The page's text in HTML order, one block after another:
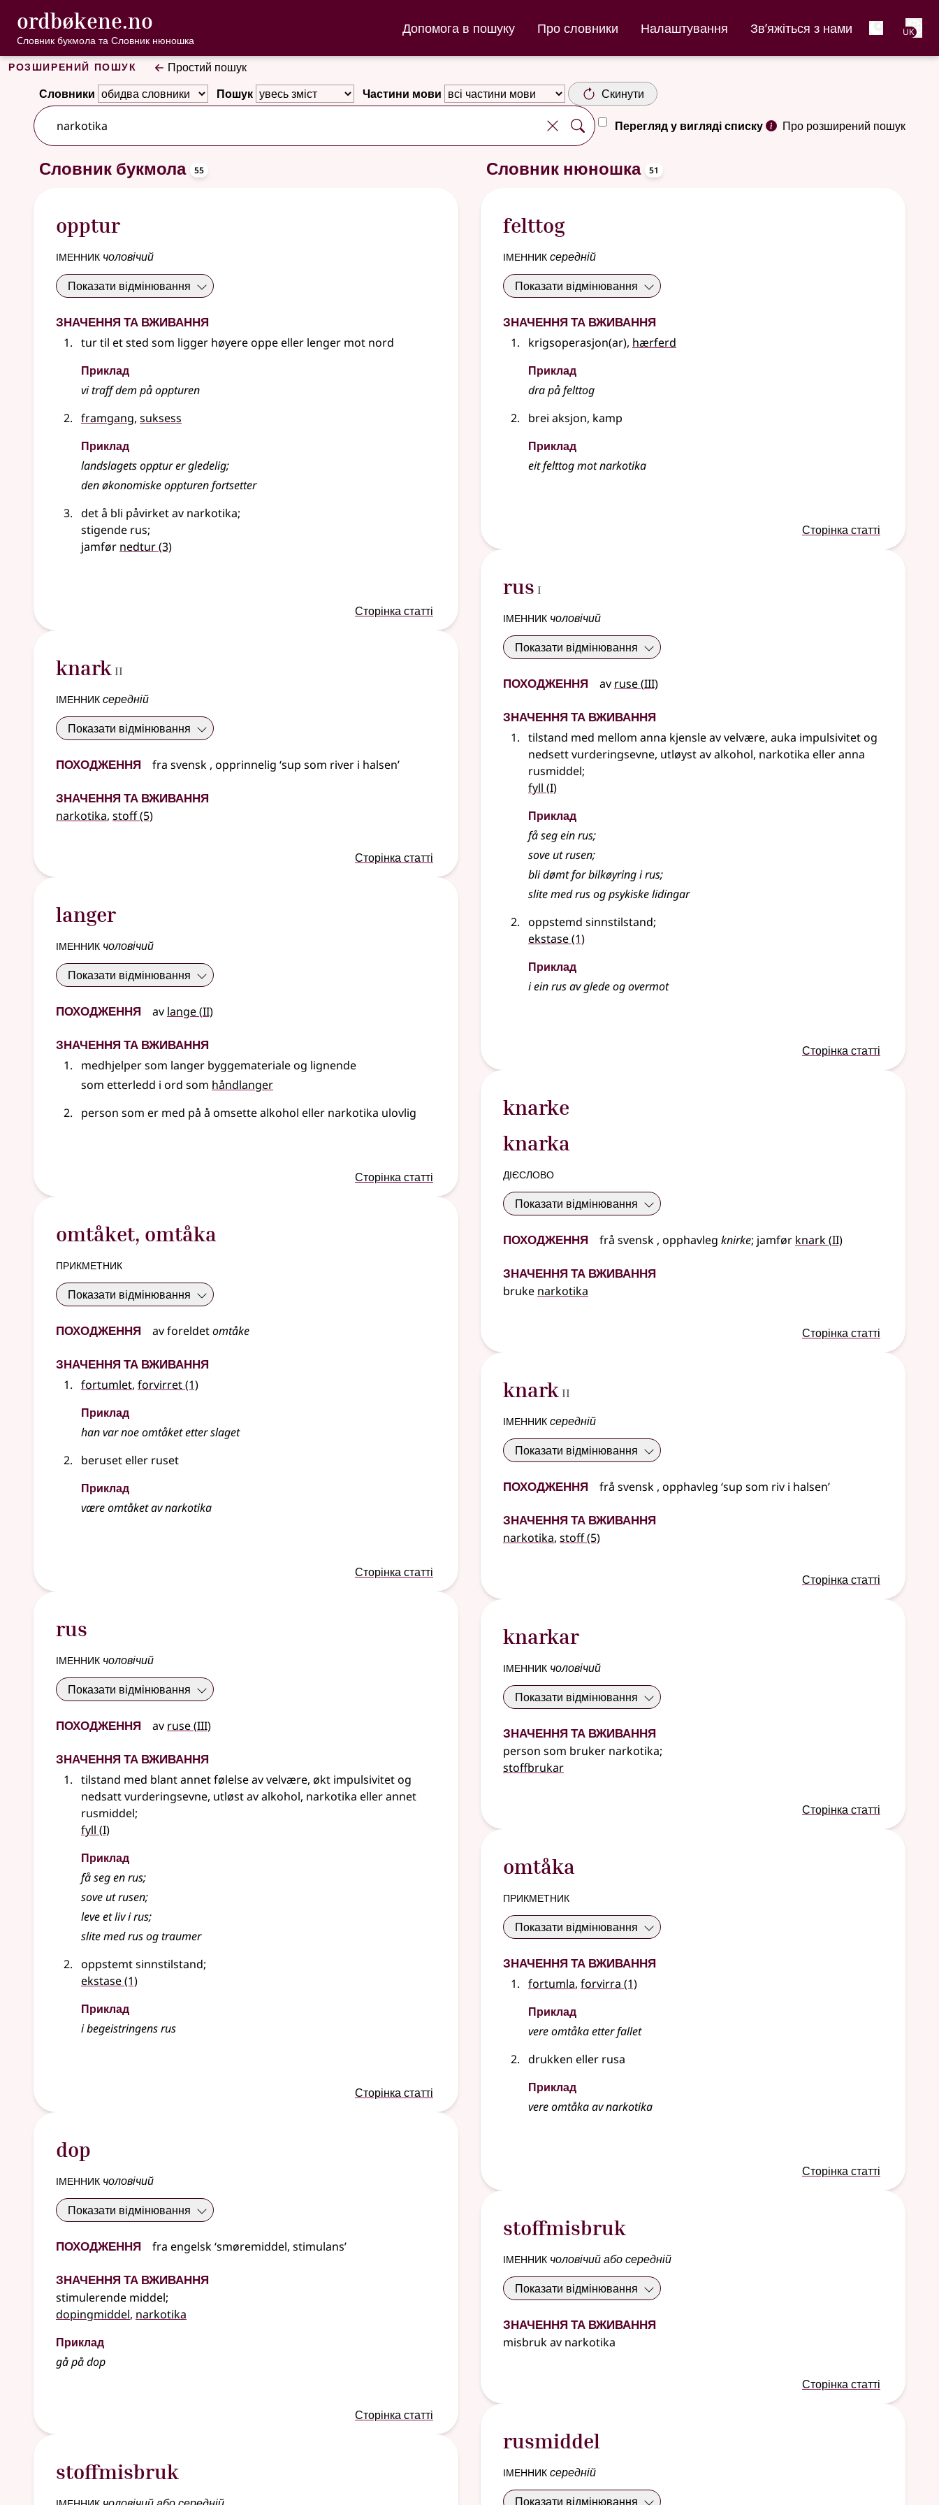
Перейти до основного вмісту
Доступність
ordbøkene.no , Cловник букмола та Словник нюношка
Cловник букмола та Словник нюношка
Допомога в пошуку Про словники Налаштування Зв’яжіться з нами UK
Розширений пошук
Простий пошук
Словники
Пошук Частини мови Скинути
Перегляд у вигляді списку
Про розширений пошук
Словник букмола 55 oppslagsord
opptur
іменник чоловічий
Показати відмінювання
Значення та вживання
tur til et sted som ligger høyere oppeeller lenger mot nord
Приклад
vi traff dem påoppturen
framgang, suksess
Приклад
landslagetsoppturer gledelig;
den økonomiskeoppturenfortsetter
det å bli påvirket av narkotika;
stigende rus;
jamfør nedtur(3)
Сторінка статті
knark II
іменниксередній
Показати відмінювання
Походження fra svensk , opprinnelig ‘sup som river i halsen’
Значення та вживання
narkotika, stoff(5)
Сторінка статті
langer
іменник чоловічий
Показати відмінювання
Походження av lange(2
II)
Значення та вживання
medhjelper som langer byggematerialeog lignende
som etterledd i ord som håndlanger
person som er med på å omsette alkohol eller narkotika ulovlig
Сторінка статті
omtåket, omtåka
прикметник
Показати відмінювання
Походження avforeldetomtåke
Значення та вживання
fortumlet, forvirret(1)
Приклад
han var noeomtåketetter slaget
beruset eller ruset
Приклад
væreomtåketav narkotika
Сторінка статті
rus
іменник чоловічий
Показати відмінювання
Походження av ruse(3
III)
Значення та вживання
tilstand med blant annet følelse av velvære, økt impulsivitet og
nedsatt vurderingsevne, utløst av alkohol, narkotika eller annet
rusmiddel;
fyll (1
I)
Приклад
få seg enrus;
sove utrusen;
leve et liv i rus;
slite med rus og traumer
oppstemt sinnstilstand;
ekstase(1)
Приклад
i begeistringensrus
Сторінка статті
dop
іменник чоловічий
Показати відмінювання
Походження fra engelsk‘smøremiddel, stimulans’
Значення та вживання
stimulerende middel;
dopingmiddel, narkotika
Приклад
gå pådop
Сторінка статті
stoffmisbruk
Словник нюношка 51 oppslagsord
felttog
іменниксередній
Показати відмінювання
Значення та вживання
krigsoperasjon(ar), hærferd
Приклад
dra på felttog
brei aksjon, kamp
Приклад
eit felttog mot narkotika
Сторінка статті
rus I
іменник чоловічий
Показати відмінювання
Походження av ruse(3
III)
Значення та вживання
tilstand med mellom anna kjensle av velvære, auka impulsivitet og
nedsett vurderingsevne, utløyst av alkohol, narkotika eller anna
rusmiddel;
fyll (1
I)
Приклад
få seg ein rus;
sove ut rusen;
bli dømt for bilkøyring i rus;
slite med rus og psykiske lidingar
oppstemd sinnstilstand;
ekstase(1)
Приклад
i ein rus av glede og overmot
Сторінка статті
knarke
knarka
дієслово
Показати відмінювання
Походження frå svensk , opphavleg knirke; jamfør knark(2
II)
Значення та вживання
bruke narkotika
Сторінка статті
knark II
іменниксередній
Показати відмінювання
Походження frå svensk , opphavleg ‘sup som riv i halsen’
Значення та вживання
narkotika, stoff(5)
Сторінка статті
knarkar
іменник чоловічий
Показати відмінювання
Значення та вживання
person som bruker narkotika;
stoffbrukar
Сторінка статті
omtåka
прикметник
Показати відмінювання
Значення та вживання
fortumla, forvirra (1)
Приклад
vere omtåka etter fallet
drukken eller rusa
Приклад
vere omtåka av narkotika
Сторінка статті
stoffmisbruk
іменник чоловічий або середній
Показати відмінювання
Значення та вживання
misbruk av narkotika
Сторінка статті
rusmiddel
іменниксередній
Показати відмінювання